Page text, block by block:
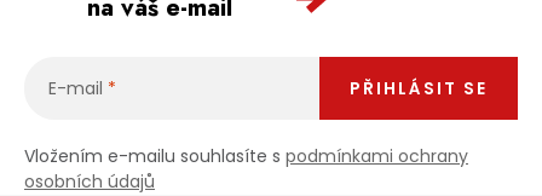
na váš e-mail
E-mail
Vložením e-mailu souhlasíte s podmínkami ochrany
osobních údajů
PŘIHLÁSIT SE